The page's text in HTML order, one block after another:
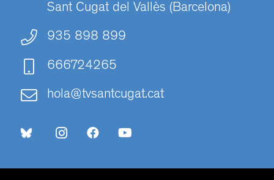
Sant Cugat del Vallès (Barcelona)
935 898 899
666724265
hola@tvsantcugat.cat